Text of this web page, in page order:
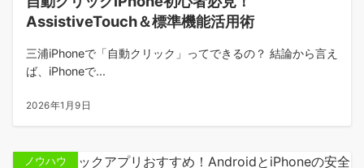
AssistiveTouch＆標準機能活用術
三浦iPhoneで「自動クリック」ってできるの？ 結論から言え
ば、iPhoneで...
2026年1月9日
ノウハウ